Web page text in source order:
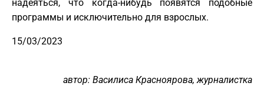
надеяться, что когда-нибудь появятся подобные
программы и исключительно для взрослых.
15/03/2023
автор: Василиса Красноярова, журналистка